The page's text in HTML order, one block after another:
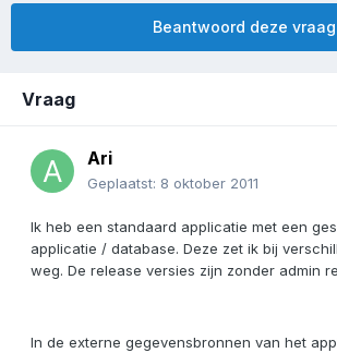
Beantwoord deze vraag
Vraag
Ari
Geplaatst: 8 oktober 2011
Ik heb een standaard applicatie met een
applicatie / database. Deze zet ik bij
weg. De release versies zijn zonder admin
In de externe gegevensbronnen van het